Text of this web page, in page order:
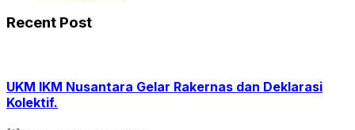
Recent Post
UKM IKM Nusantara Gelar Rakernas dan Deklarasi
Kolektif.